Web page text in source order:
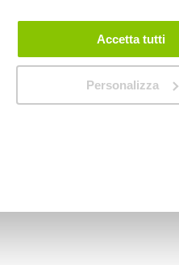
Accetta tutti
Personalizza
ACCEDI CREA UN ACCOUNT